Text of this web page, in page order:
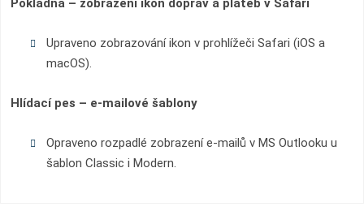
Pokladna – zobrazení ikon doprav a plateb v Safari
Upraveno zobrazování ikon v prohlížeči Safari (iOS a
macOS).
Hlídací pes – e-mailové šablony
Opraveno rozpadlé zobrazení e-mailů v MS Outlooku u
šablon Classic i Modern.